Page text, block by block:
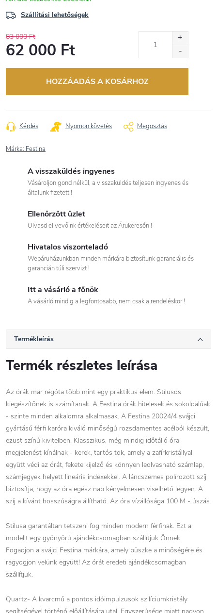
Szállítási lehetőségek
83 000 Ft
62 000 Ft
HOZZÁADÁS A KOSÁRHOZ
Kérdés Nyomon követés Megosztás
Márka: Festina
A visszaküldés ingyenes
Vásároljon gond nélkül, a visszaküldés teljesen ingyenes és
általunk fizetett !
Ellenőrzött üzlet
Olvasd el vevőink értékeléseit az Árukeresőn !
Hivatalos viszonteladó
Webáruházunkban minden márkára biztosítunk garanciális és
garancián túli szervizt !
Itt a vásárló a főnök
A vásárló mindig a legfontosabb, nem csak a rendeléskor !
Termékleírás
Termék részletes leírása
Az órák már régóta több mint egy praktikus elem. Stílusos
kiegészítőnek is számítanak. A Festina órák hitelesek és sokoldalúak
- szinte minden alkalomra alkalmasak. A Festina 20024/4 svájci
gyártású férfi karóra kiváló minőségű rozsdamentes acélból készült,
ezüst színű kivitelben. Klasszikus, még mindig időtálló óra
megjelenést kínálnak - kerek, tartós tok, amely a zafírkristállyal
együtt védi az órát, fekete kijelző és könnyen leolvasható számlap,
számjegyek helyett lineáris indexekkel. A láncszemes polírozott szíj
biztosítja, hogy az óra egész nap kényelmesen viselhető legyen. A
szíj a kívánt hosszúságra állítható. Az óra vízállósága 100 M - úszás.
Stílusa garantáltan tetszeni fog minden modern férfinak. Ezt a
modellt egy gyönyörű ajándékcsomagban szállítjuk Önnek.
Fogadjon a svájci Festina márkára, amely büszke a minőségére és
ragyogjon velünk együtt! Az órát eredeti ajándékcsomagban
szállítjuk.
Quartz- A kvarcmű a pontos időimpulzusok szilíciumkristály